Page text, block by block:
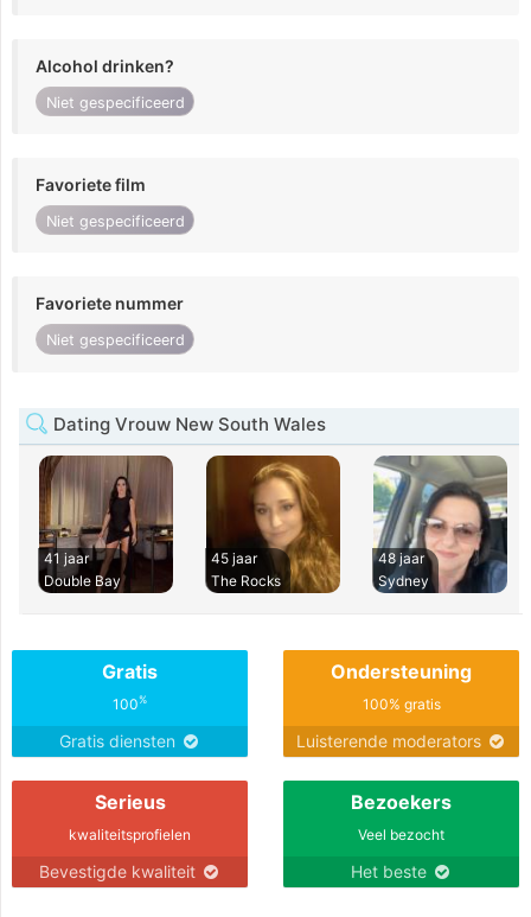
Alcohol drinken?
Niet gespecificeerd
Favoriete film
Niet gespecificeerd
Favoriete nummer
Niet gespecificeerd
Dating Vrouw New South Wales
41 jaar
Double Bay
45 jaar
The Rocks
48 jaar
Sydney
Gratis
100%
Gratis diensten
Ondersteuning
100% gratis
Luisterende moderators
Serieus
kwaliteitsprofielen
Bevestigde kwaliteit
Bezoekers
Veel bezocht
Het beste